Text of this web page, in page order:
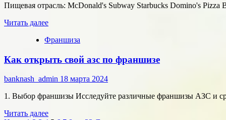
Пищевая отрасль: McDonald's Subway Starbucks Domino's
Читать далееПрочитать
о
какие
предложения
Франшиза
Как открыть свой азс по франшизе
banknash_admin 18 марта 2024
1. Выбор франшизы Исследуйте различные франшизы АЗС и
Читать далееПрочитать